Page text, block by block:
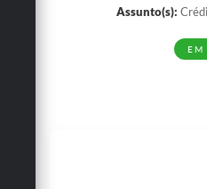
Assunto(s):
EM